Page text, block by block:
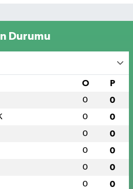
Durumu
O P
0 0
0 0
0 0
0 0
0 0
0 0